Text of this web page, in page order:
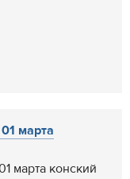
марта
марта конский